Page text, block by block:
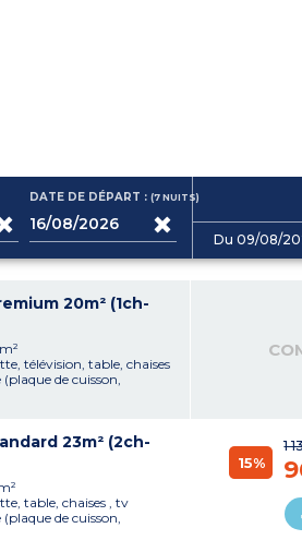
DATE DE DÉPART :(7NUITS)
Du 09/08/
20m² (1ch-
télévision, table, chaises
de cuisson,
micro-ondes, hotte,
(160 cm)
lavabo
avec salon de jardin,
23m² (2ch-
table, chaises , tv
de cuisson,
hotte aspirante, micro-
1
15%